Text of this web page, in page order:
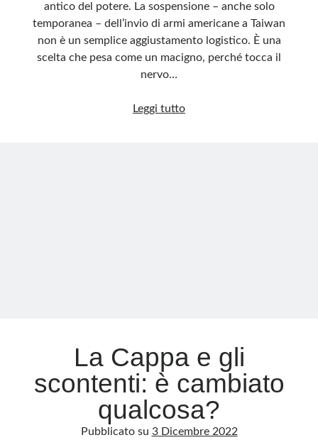
Questo blog non rappresenta una testata giornalistica, in quanto viene aggiornato
senza alcuna periodicità. Non può pertanto considerarsi un prodotto editoriale ai
sensi della legge n· 62 del 7.03.2001. L’autore non è responsabile di quanto
pubblicato dai lettori nei commenti ai vari post. Saranno comunque cancellati quelli
ritenuti offensivi o lesivi dell’immagine o dell’onorabilità di terzi, di genere spam,
razzisti o che contengano dati personali non conformi al rispetto delle norme sulla
privacy. Alcune immagini inserite in questo blog sono tratte da Internet e, pertanto,
considerate di pubblico dominio. Qualora la loro pubblicazione violasse eventuali
antico del potere. La sospensione – anche solo
temporanea – dell’invio di armi americane a Taiwan
non è un semplice aggiustamento logistico. È una
scelta che pesa come un macigno, perché tocca il
nervo…
Leggi tuttoTaiwan
La Cappa e gli
scontenti: è cambiato
qualcosa?
Pubblicato su 3 Dicembre 2022